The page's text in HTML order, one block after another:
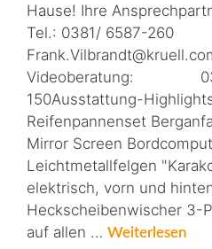
Hause! Ihre
Tel.: 0381/ 6587-260
Videoberatung:
150Ausstattung-
Reifenpannenset
Mirror Screen
Leichtmetallfelgen
elektrisch, vorn und
Heckscheibenwischer 3-
auf allen … Weiterlesen